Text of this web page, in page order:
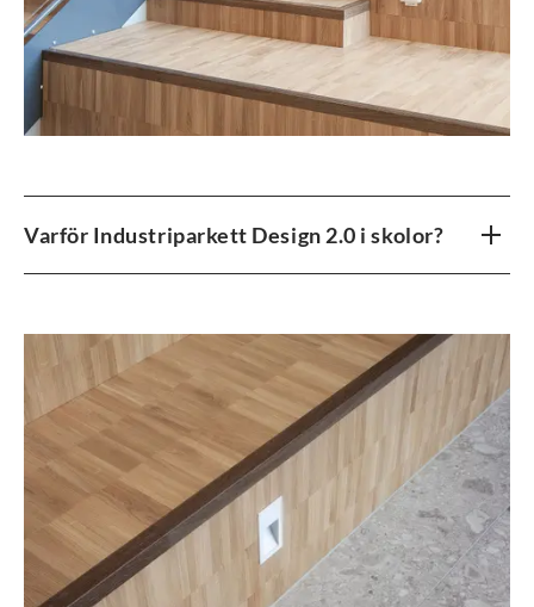
Varför Industriparkett Design 2.0 i skolor?